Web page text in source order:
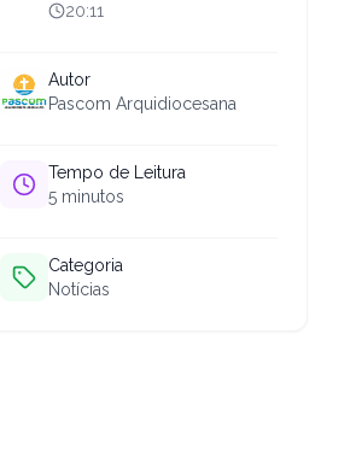
20:11
Autor
Pascom Arquidiocesana
Tempo de Leitura
5 minutos
Categoria
Notícias